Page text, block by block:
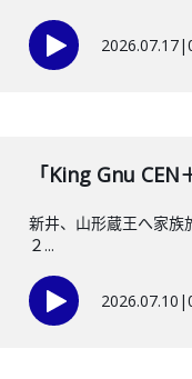
2026.07.17|
「King Gnu
新井、山形蔵王へ家族
２...
2026.07.10 |